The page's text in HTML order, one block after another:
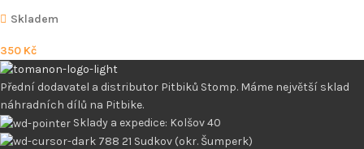
Skladem
350 Kč
Přední dodavatel a distributor Pitbiků Stomp. Máme největší sklad
náhradních dílů na Pitbike.
Sklady a expedice: Kolšov 40
788 21 Sudkov (okr. Šumperk)